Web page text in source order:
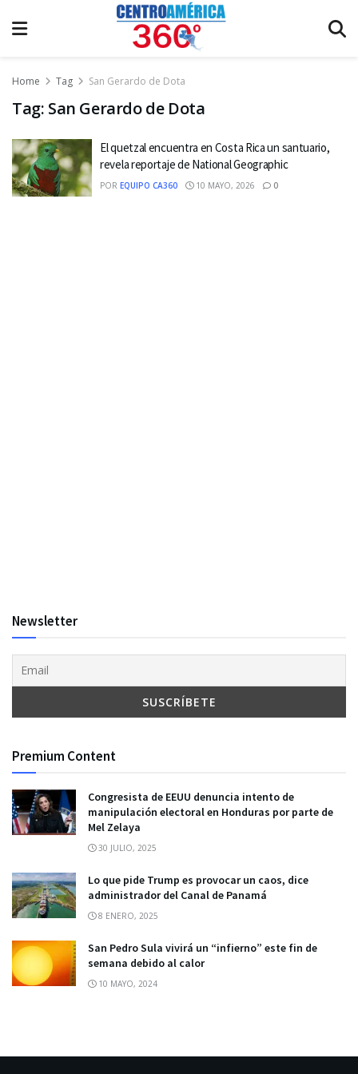
Home Tag San Gerardo de Dota
Tag: San Gerardo de Dota
El quetzal encuentra en Costa Rica un santuario,
revela reportaje de National Geographic
POR EQUIPO CA360 10 MAYO, 2026 0
Newsletter
Premium Content
Congresista de EEUU denuncia intento de
manipulación electoral en Honduras por parte de
Mel Zelaya
30 JULIO, 2025
Lo que pide Trump es provocar un caos, dice
administrador del Canal de Panamá
8 ENERO, 2025
San Pedro Sula vivirá un “infierno” este fin de
semana debido al calor
10 MAYO, 2024